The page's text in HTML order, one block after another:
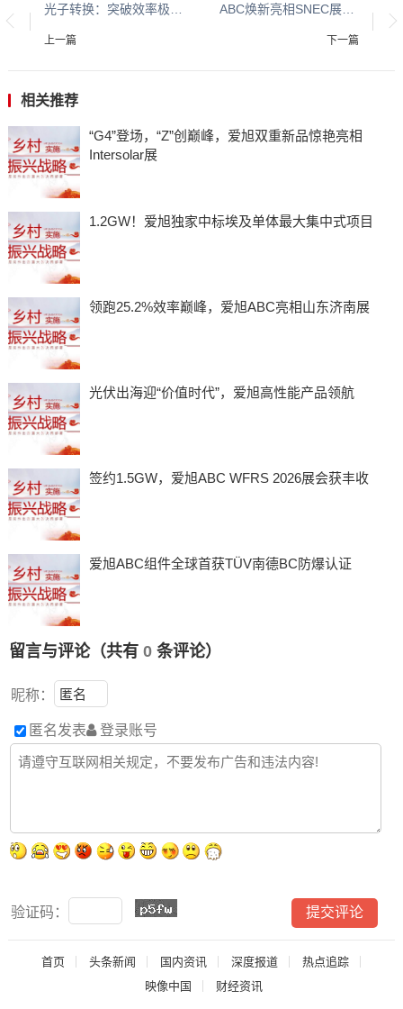
上一篇
ABC焕新亮相SNEC展，爱旭领跑“25%”价值新时代
下一篇
相关推荐
“G4”登场，“Z”创巅峰，爱旭双重新品惊艳亮相
Intersolar展
1.2GW！爱旭独家中标埃及单体最大集中式项目
领跑25.2%效率巅峰，爱旭ABC亮相山东济南展
光伏出海迎“价值时代”，爱旭高性能产品领航
签约1.5GW，爱旭ABC WFRS 2026展会获丰收
爱旭ABC组件全球首获TÜV南德BC防爆认证
留言与评论（共有 0条评论）
昵称：
匿名发表 登录账号
验证码：
首页 头条新闻 国内资讯 深度报道
热点追踪
映像中国
财经资讯